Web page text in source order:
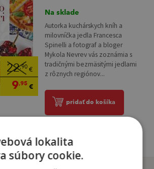
22,90€
9,95€
Na sklade
Autorka kuchárskych kníh a
milovníčka jedla Francesca
Spinelli a fotograf a bloger
Mykola Nevrev vás zoznámia s
tradičnými bezmäsitými jedlami
z rôznych regiónov...
pridať do košíka
lokalita
súbory cookie.